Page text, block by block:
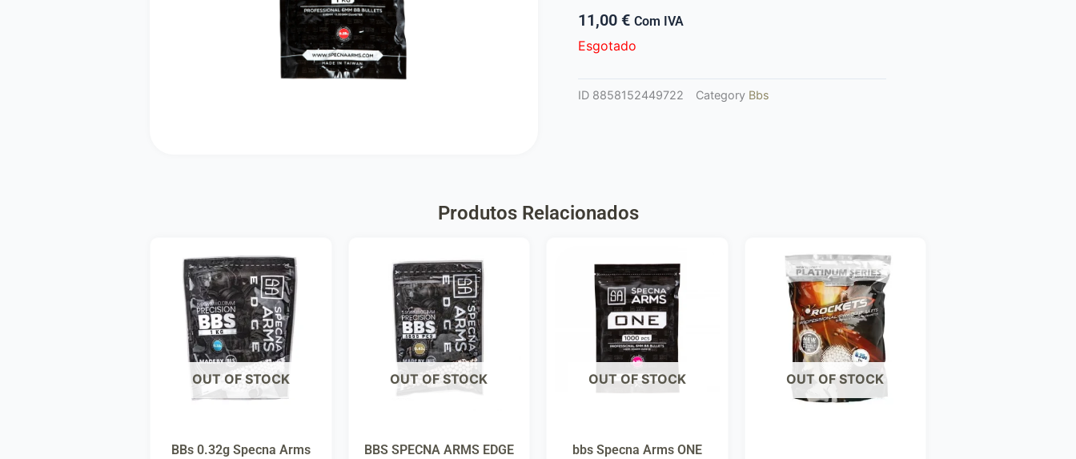
11,00 € Com IVA
Esgotado
ID 8858152449722 Category Bbs
Produtos Relacionados
OUT OF STOCK
BBs 0.32g Specna Arms
OUT OF STOCK
BBS SPECNA ARMS EDGE
OUT OF STOCK
bbs Specna Arms ONE
OUT OF STOCK